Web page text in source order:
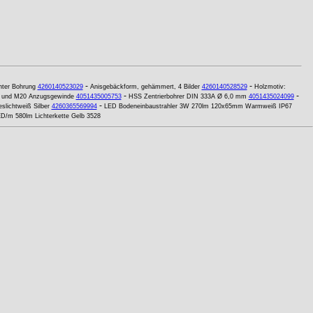
Bohrung 4260140523029- Anisgebäckform, gehämmert, 4 Bilder 4260140528529- Holzmotiv:
M20 Anzugsgewinde 4051435005753- HSS Zentrierbohrer DIN 333A Ø 6,0 mm 4051435024099-
Silber 4260365569994- LED Bodeneinbaustrahler 3W 270lm 120x65mm Warmweiß IP67
m 580lm Lichterkette Gelb 3528